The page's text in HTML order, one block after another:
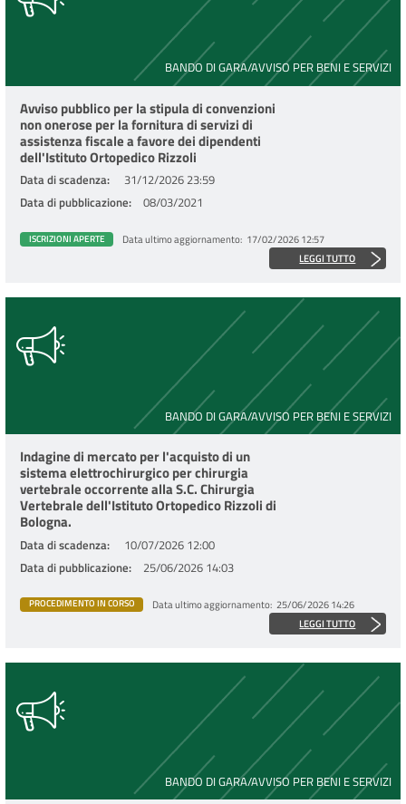
BANDO DI GARA/AVVISO PER BENI E SERVIZI
Avviso pubblico per la stipula di convenzioni
non onerose per la fornitura di servizi di
assistenza fiscale a favore dei dipendenti
dell'Istituto Ortopedico Rizzoli
Data di scadenza
31/12/2026 23:59
Data di pubblicazione
08/03/2021
ISCRIZIONI APERTE Data ultimo aggiornamento 17/02/2026 12:57
LEGGI TUTTO
BANDO DI GARA/AVVISO PER BENI E SERVIZI
Indagine di mercato per l'acquisto di un
sistema elettrochirurgico per chirurgia
vertebrale occorrente alla S.C. Chirurgia
Vertebrale dell'Istituto Ortopedico Rizzoli di
Bologna.
Data di scadenza
10/07/2026 12:00
Data di pubblicazione
25/06/2026 14:03
PROCEDIMENTO IN CORSO Data ultimo aggiornamento 25/06/2026 14:26
LEGGI TUTTO
BANDO DI GARA/AVVISO PER BENI E SERVIZI